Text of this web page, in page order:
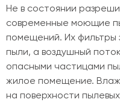
Не в состоянии
современные моющие
помещений. Их фильтры
пыли, а воздушный
опасными частицами
жилое помещение.
на поверхности